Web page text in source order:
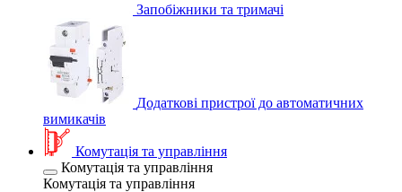
Запобіжники та тримачі
Додаткові пристрої до автоматичних
вимикачів
Комутація та управління
Комутація та управління
Комутація та управління